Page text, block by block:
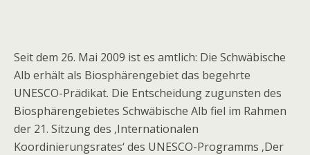
Seit dem 26. Mai 2009 ist es amtlich: Die Schwäbische
Alb erhält als Biosphärengebiet das begehrte
UNESCO-Prädikat. Die Entscheidung zugunsten des
Biosphärengebietes Schwäbische Alb fiel im Rahmen
der 21. Sitzung des ‚Internationalen
Koordinierungsrates‘ des UNESCO-Programms ‚Der